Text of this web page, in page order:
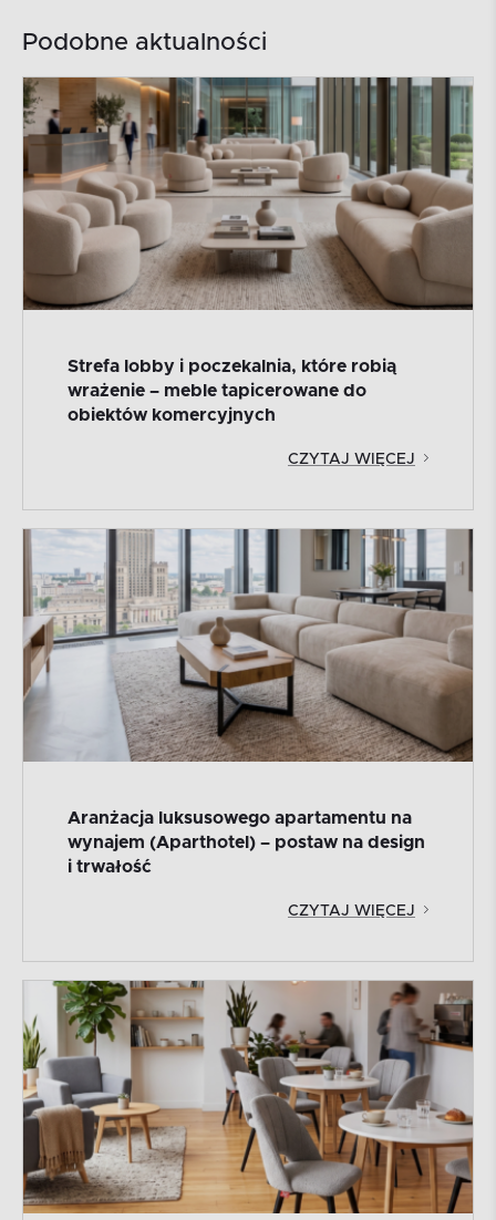
Podobne aktualności
Strefa lobby i poczekalnia, które robią
wrażenie – meble tapicerowane do
obiektów komercyjnych
CZYTAJ WIĘCEJ
Aranżacja luksusowego apartamentu na
wynajem (Aparthotel) – postaw na design
i trwałość
CZYTAJ WIĘCEJ